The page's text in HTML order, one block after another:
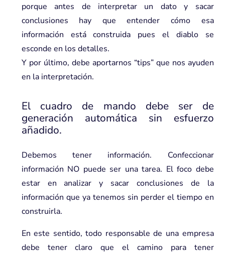
porque antes de interpretar un dato y sacar
conclusiones hay que entender cómo esa
información está construida pues el diablo se
esconde en los detalles.
Y por último, debe aportarnos “tips” que nos ayuden
en la interpretación.
El cuadro de mando debe ser de
generación automática sin esfuerzo
añadido.
Debemos tener información. Confeccionar
información NO puede ser una tarea. El foco debe
estar en analizar y sacar conclusiones de la
información que ya tenemos sin perder el tiempo en
construirla.
En este sentido, todo responsable de una empresa
debe tener claro que el camino para tener